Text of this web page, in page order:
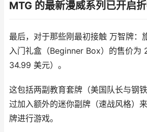
MTG 的最新漫威系列已开启
最后，对于那些刚最初接触 万智牌：
入门礼盒（Beginner Box）的售价为
34.99 美元）。
这包括两副教育套牌（美国队长与钢
过加入额外的迷你副牌（速战风格）
牌进行游戏。